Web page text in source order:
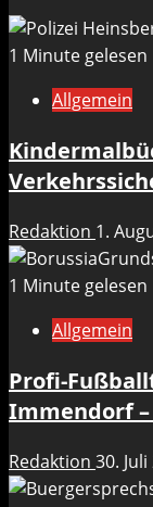
1 Minute gelesen
Allgemein
Redaktion 1.
1 Minute gelesen
Allgemein
Profi-
Immendorf
Redaktion 30.